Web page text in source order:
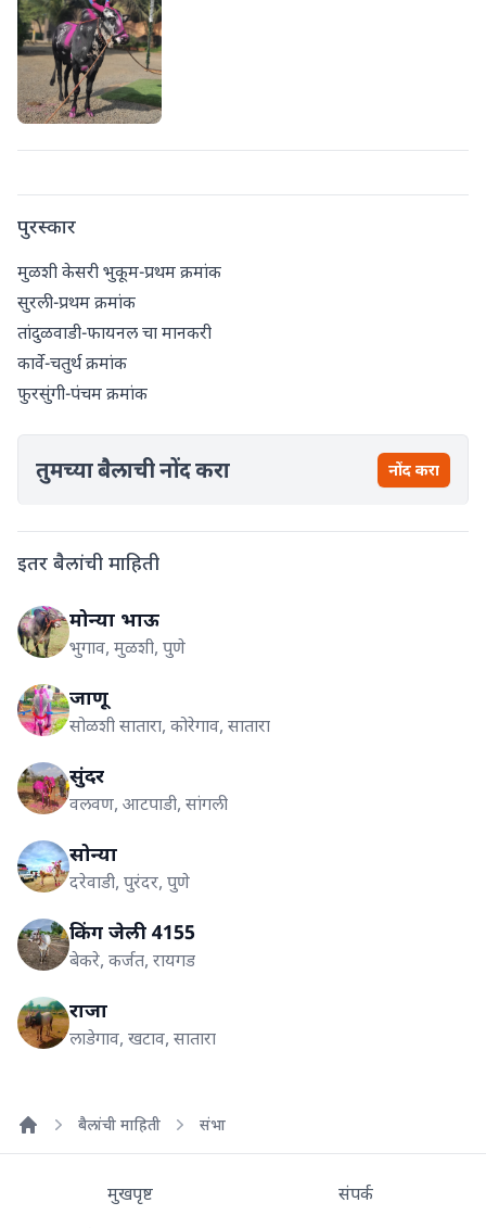
पुरस्कार
मुळशी केसरी भुकूम-प्रथम क्रमांक
सुरली-प्रथम क्रमांक
तांदुळवाडी-फायनल चा मानकरी
कार्वे-चतुर्थ क्रमांक
फुरसुंगी-पंचम क्रमांक
तुमच्या बैलाची नोंद करा नोंद करा
इतर बैलांची माहिती
मोन्या भाऊ
भुगाव, मुळशी, पुणे
जाणू
सोळशी सातारा, कोरेगाव, सातारा
सुंदर
वलवण, आटपाडी, सांगली
सोन्या
दरेवाडी, पुरंदर, पुणे
किंग जेली 4155
बेकरे, कर्जत, रायगड
राजा
लाडेगाव, खटाव, सातारा
बैलांची माहिती संभा
मुखपृष्ट
संपर्क